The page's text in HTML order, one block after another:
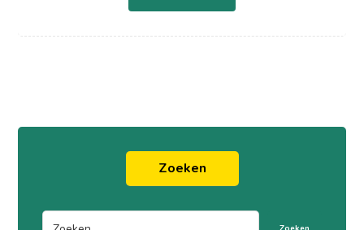
Zoeken